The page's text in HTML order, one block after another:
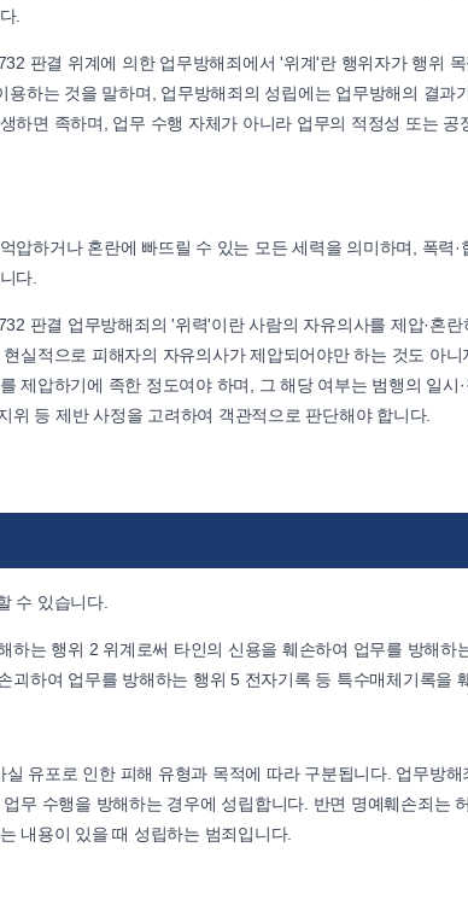
.
판결 위계에 의한 업무방해죄에서 '위계'란 행위자가 행위
용하는 것을 말하며, 업무방해죄의 성립에는 업무방해의 결과
하면 족하며, 업무 수행 자체가 아니라 업무의 적정성 또는 공
압하거나 혼란에 빠뜨릴 수 있는 모든 세력을 의미하며, 폭력·
다.
판결 업무방해죄의 '위력'이란 사람의 자유의사를 제압·혼
실적으로 피해자의 자유의사가 제압되어야만 하는 것도 아니
제압하기에 족한 정도여야 하며, 그 해당 여부는 범행의 일시·
위 등 제반 사정을 고려하여 객관적으로 판단해야 합니다.
수 있습니다.
하는 행위 2 위계로써 타인의 신용을 훼손하여 업무를 방해하
괴하여 업무를 방해하는 행위 5 전자기록 등 특수매체기록을
유포로 인한 피해 유형과 목적에 따라 구분됩니다. 업무방해
무 수행을 방해하는 경우에 성립합니다. 반면 명예훼손죄는
내용이 있을 때 성립하는 범죄입니다.